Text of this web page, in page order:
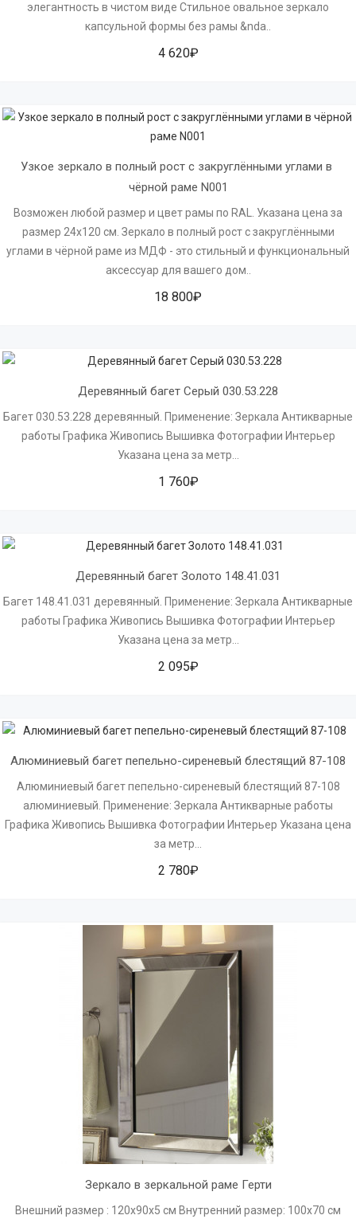
элегантность в чистом виде Стильное овальное зеркало
капсульной формы без рамы &nda..
4 620₽
Узкое зеркало в полный рост с закруглёнными углами в
чёрной раме N001
Возможен любой размер и цвет рамы по RAL. Указана цена за
размер 24х120 см. Зеркало в полный рост с закруглёнными
углами в чёрной раме из МДФ - это стильный и функциональный
аксессуар для вашего дом..
18 800₽
Деревянный багет Серый 030.53.228
Багет 030.53.228 деревянный. Применение: Зеркала Антикварные
работы Графика Живопись Вышивка Фотографии Интерьер
Указана цена за метр...
1 760₽
Деревянный багет Золото 148.41.031
Багет 148.41.031 деревянный. Применение: Зеркала Антикварные
работы Графика Живопись Вышивка Фотографии Интерьер
Указана цена за метр...
2 095₽
Алюминиевый багет пепельно-сиреневый блестящий 87-108
Алюминиевый багет пепельно-сиреневый блестящий 87-108
алюминиевый. Применение: Зеркала Антикварные работы
Графика Живопись Вышивка Фотографии Интерьер Указана цена
за метр...
2 780₽
Зеркало в зеркальной раме Герти
Внешний размер : 120х90х5 см Внутренний размер: 100х70 см